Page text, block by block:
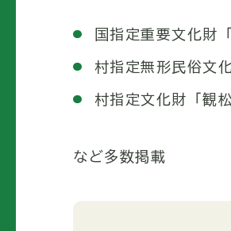
国指定重要文化財
村指定無形民俗文
村指定文化財「観
など多数掲載